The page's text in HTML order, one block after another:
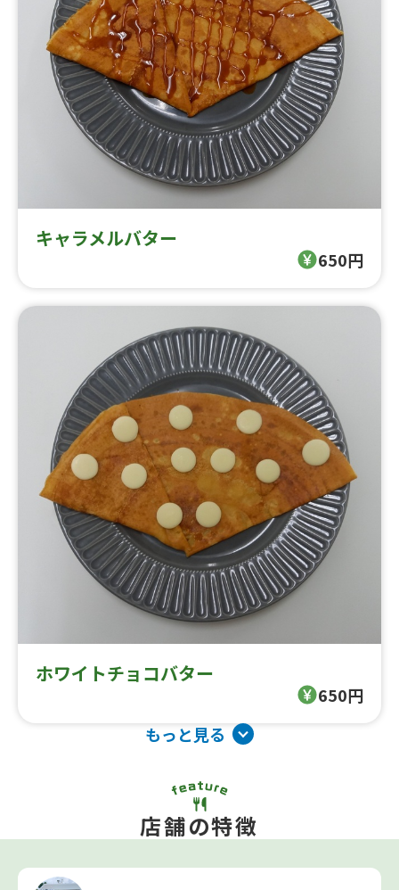
キャラメルバター
650円
ホワイトチョコバター
650円
もっと見る
店舗の特徴